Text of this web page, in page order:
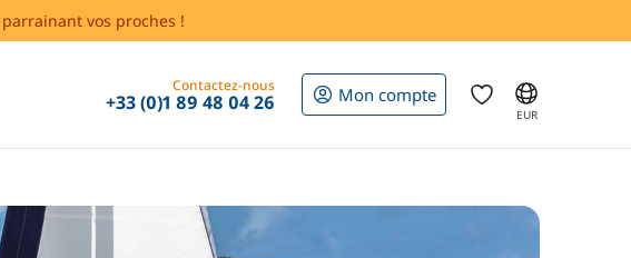
vos proches !
Contactez-nous
+33 (0)1 89 48 04 26 Mon compte
EUR